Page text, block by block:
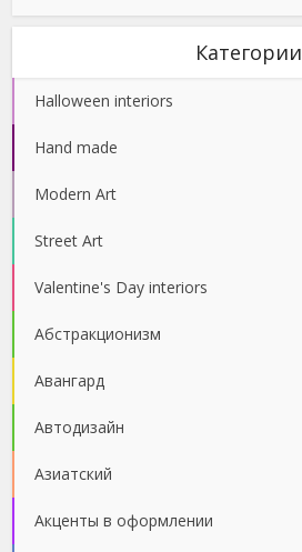
Категории
Halloween interiors
Hand made
Modern Art
Street Art
Valentine's Day interiors
Абстракционизм
Авангард
Автодизайн
Азиатский
Акценты в оформлении